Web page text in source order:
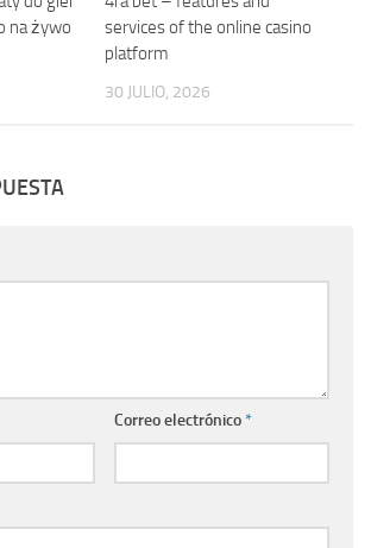
na żywo
services of the online casino
platform
30 JULIO, 2026
Correo electrónico*